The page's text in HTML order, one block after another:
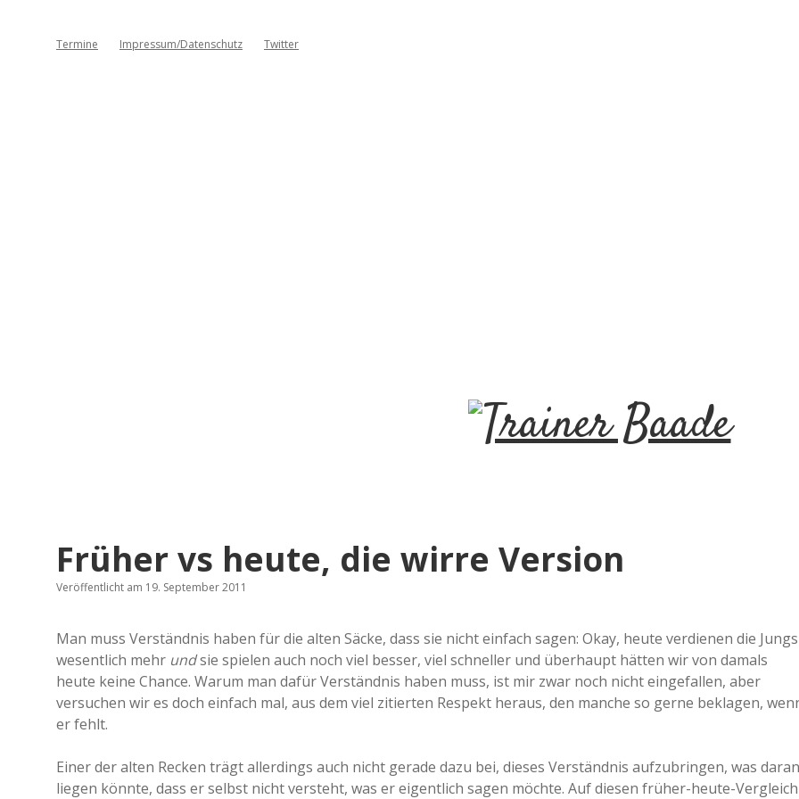
Termine Impressum/Datenschutz Twitter
T
i
n
e
Früher vs heute, die wirre Version
Veröffentlicht am 19. September 2011
Man muss Verständnis haben für die alten Säcke, dass sie nicht einfach sagen: Okay, heute verdienen die Jungs
wesentlich mehr undsie spielen auch noch viel besser, viel schneller und überhaupt hätten wir von damals
heute keine Chance. Warum man dafür Verständnis haben muss, ist mir zwar noch nicht eingefallen, aber
versuchen wir es doch einfach mal, aus dem viel zitierten Respekt heraus, den manche so gerne beklagen,
er fehlt.
Einer der alten Recken trägt allerdings auch nicht gerade dazu bei, dieses Verständnis aufzubringen, was daran
liegen könnte, dass er selbst nicht versteht, was er eigentlich sagen möchte. Auf diesen früher-heute-Vergleich